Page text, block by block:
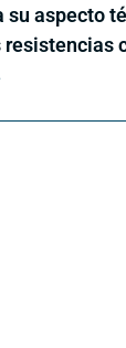
su aspecto
resistencias